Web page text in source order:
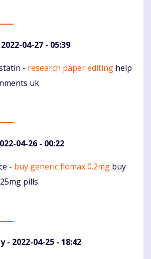
04-27 - 05:39
- research paper editing help
uk
04-26 - 00:22
- buy generic flomax 0.2mg buy
pills
- 2022-04-25 - 18:42